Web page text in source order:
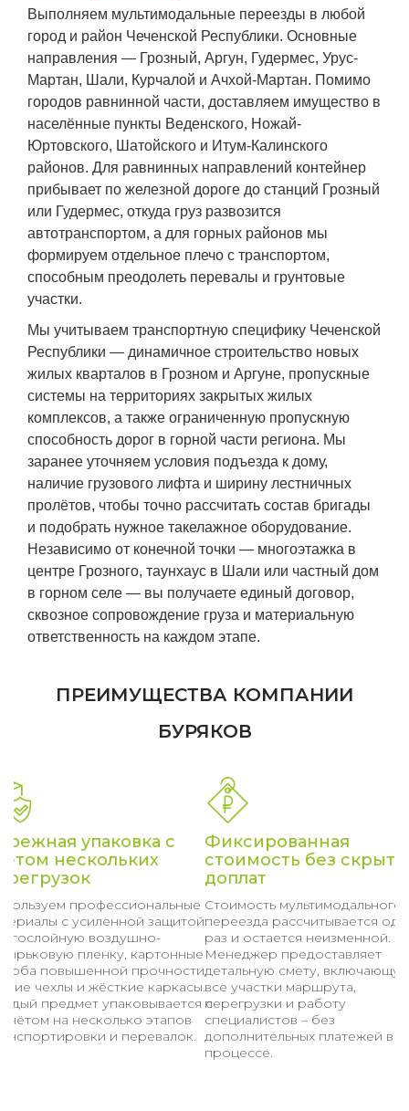
Выполняем мультимодальные переезды в любой
город и район Чеченской Республики. Основные
направления — Грозный, Аргун, Гудермес, Урус-
Мартан, Шали, Курчалой и Ачхой-Мартан. Помимо
городов равнинной части, доставляем имущество в
населённые пункты Веденского, Ножай-
Юртовского, Шатойского и Итум-Калинского
районов. Для равнинных направлений контейнер
прибывает по железной дороге до станций Грозный
или Гудермес, откуда груз развозится
автотранспортом, а для горных районов мы
формируем отдельное плечо с транспортом,
способным преодолеть перевалы и грунтовые
участки.
Мы учитываем транспортную специфику Чеченской
Республики — динамичное строительство новых
жилых кварталов в Грозном и Аргуне, пропускные
системы на территориях закрытых жилых
комплексов, а также ограниченную пропускную
способность дорог в горной части региона. Мы
заранее уточняем условия подъезда к дому,
наличие грузового лифта и ширину лестничных
пролётов, чтобы точно рассчитать состав бригады
и подобрать нужное такелажное оборудование.
Независимо от конечной точки — многоэтажка в
центре Грозного, таунхаус в Шали или частный дом
в горном селе — вы получаете единый договор,
сквозное сопровождение груза и материальную
ответственность на каждом этапе.
ПРЕИМУЩЕСТВА КОМПАНИИ
БУРЯКОВ
упаковка с
нескольких
профессиональные
с усиленной защитой:
воздушно-
пленку, картонные
повышенной прочности,
чехлы и жёсткие каркасы.
предмет упаковывается с
на несколько этапов
и перевалок.
Фиксированная
стоимость без
доплат
Стоимость мультимодального
переезда рассчитывается
раз и остается неизменной.
Менеджер предоставляет
детальную смету,
все участки маршрута,
перегрузки и работу
специалистов – без
дополнительных платежей в
процессе.